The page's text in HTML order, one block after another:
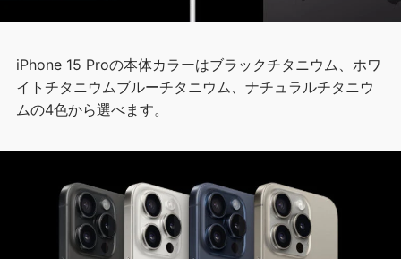
iPhone 15 Proの本体カラーはブラックチタニウム、ホワ
イトチタニウムブルーチタニウム、ナチュラルチタニウ
ムの4色から選べます。